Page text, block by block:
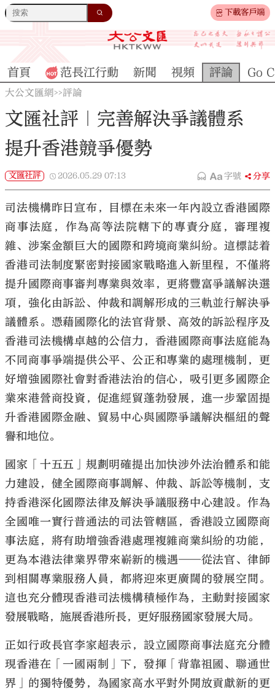
下載客戶端
大公文匯
首頁 范長江行動 新聞 視頻 評論 Go
大公文匯網>>評論
文匯社評｜完善解決爭議體系
提升香港競爭優勢
文匯社評 2026.05.29 07:13 字號 分享
司法機構昨日宣布，目標在未來一年內設立香港國際
商事法庭，作為高等法院轄下的專責分庭，審理複
雜、涉案金額巨大的國際和跨境商業糾紛。這標誌着
香港司法制度緊密對接國家戰略進入新里程，不僅將
提升國際商事審判專業與效率，更將豐富爭議解決選
項，強化由訴訟、仲裁和調解形成的三軌並行解決爭
議體系。憑藉國際化的法官背景、高效的訴訟程序及
香港司法機構卓越的公信力，香港國際商事法庭能為
不同商事爭端提供公平、公正和專業的處理機制，更
好增強國際社會對香港法治的信心，吸引更多國際企
業來港營商投資，促進經貿蓬勃發展，進一步鞏固提
升香港國際金融、貿易中心與國際爭議解決樞紐的聲
譽和地位。
國家「十五五」規劃明確提出加快涉外法治體系和能
力建設，健全國際商事調解、仲裁、訴訟等機制，支
持香港深化國際法律及解決爭議服務中心建設。作為
全國唯一實行普通法的司法管轄區，香港設立國際商
事法庭，將有助增強香港處理複雜商業糾紛的功能，
更為本港法律業界帶來嶄新的機遇——從法官、律師
到相關專業服務人員，都將迎來更廣闊的發展空間。
這也充分體現香港司法機構積極作為，主動對接國家
發展戰略，施展香港所長，更好服務國家發展大局。
正如行政長官李家超表示，設立國際商事法庭充分體
現香港在「一國兩制」下，發揮「背靠祖國、聯通世
界」的獨特優勢，為國家高水平對外開放貢獻新的更